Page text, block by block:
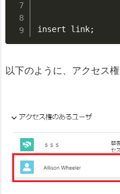
insert link;
以下のように、アクセス権